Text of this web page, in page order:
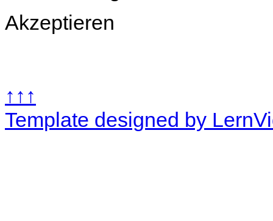
Akzeptieren
↑↑↑
Template designed by